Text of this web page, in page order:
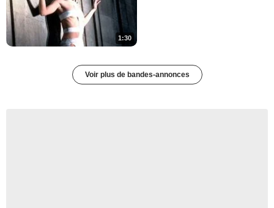
1:30
Voir plus de bandes-annonces